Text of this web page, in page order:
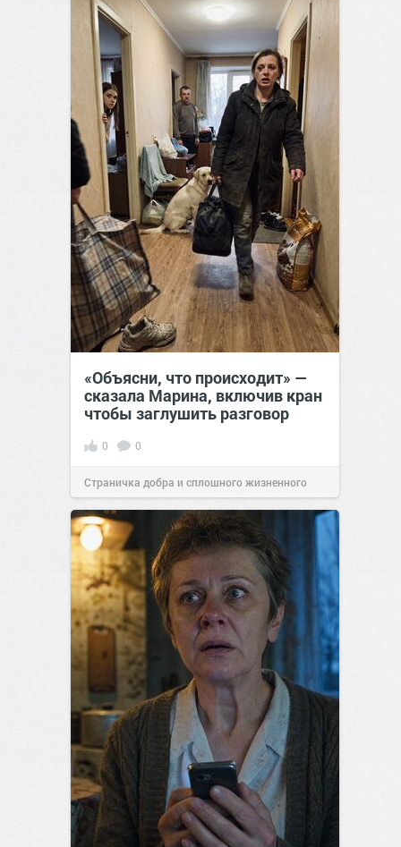
«Объясни, что происходит» —
сказала Марина, включив кран
чтобы заглушить разговор
0 0
Страничка добра и сплошного жизненного
позитива!12:38Сегодня